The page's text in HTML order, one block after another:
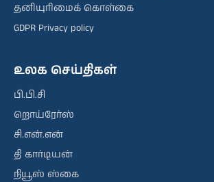
தனியுரிமைக் கொள்கை
GDPR Privacy policy
உலக செய்திகள்
பி.பி.சி
றொய்ரேர்ஸ்
சி.என்.என்
தி கார்டியன்
நியூஸ் ஸ்கை